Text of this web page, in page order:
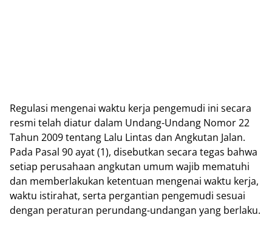
Regulasi mengenai waktu kerja pengemudi ini secara
resmi telah diatur dalam Undang-Undang Nomor 22
Tahun 2009 tentang Lalu Lintas dan Angkutan Jalan.
Pada Pasal 90 ayat (1), disebutkan secara tegas bahwa
setiap perusahaan angkutan umum wajib mematuhi
dan memberlakukan ketentuan mengenai waktu kerja,
waktu istirahat, serta pergantian pengemudi sesuai
dengan peraturan perundang-undangan yang berlaku.